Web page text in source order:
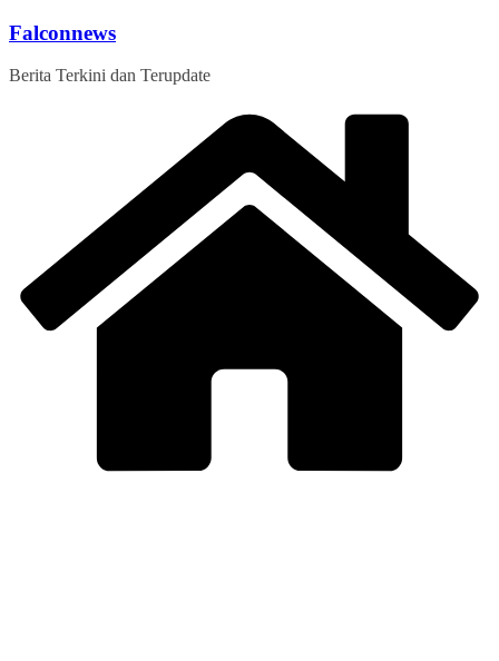
Skip
content
Falconnews
Berita Terkini dan Terupdate